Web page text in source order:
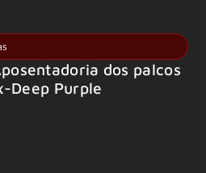
dos palcos
Deep Purple